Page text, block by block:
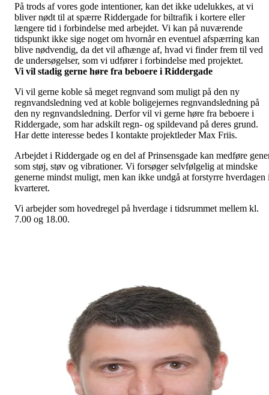
På trods af vores gode intentioner, kan det ikke udelukkes, at vi
bliver nødt til at spærre Riddergade for biltrafik i kortere eller
længere tid i forbindelse med arbejdet. Vi kan på nuværende
tidspunkt ikke sige noget om hvornår en eventuel afspærring kan
blive nødvendig, da det vil afhænge af, hvad vi finder frem til ved
de undersøgelser, som vi udfører i forbindelse med projektet.
Vi vil stadig gerne høre fra beboere i Riddergade
Vi vil gerne koble så meget regnvand som muligt på den ny
regnvandsledning ved at koble boligejernes regnvandsledning på
den ny regnvandsledning. Derfor vil vi gerne høre fra beboere i
Riddergade, som har adskilt regn- og spildevand på deres grund.
Har dette interesse bedes I kontakte projektleder Max Friis.
Arbejdet i Riddergade og en del af Prinsensgade kan medføre
som støj, støv og vibrationer. Vi forsøger selvfølgelig at mindske
generne mindst muligt, men kan ikke undgå at forstyrre hverdagen
kvarteret.
Vi arbejder som hovedregel på hverdage i tidsrummet mellem kl.
7.00 og 18.00.